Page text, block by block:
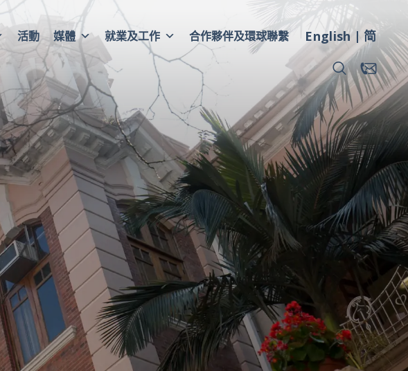
活動 媒體 就業及工作 合作夥伴及環球聯繫 English 简